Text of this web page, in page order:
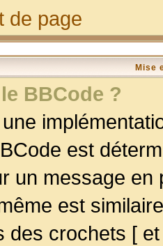
de page
Mise
BBCode ?
est
un message
est
des crochets [